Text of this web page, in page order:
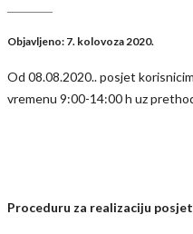
Objavljeno: 7. kolovoza 2020.
Od 08.08.2020.. posjet
vremenu 9:00-14:00 h uz
Proceduru za realizaciju